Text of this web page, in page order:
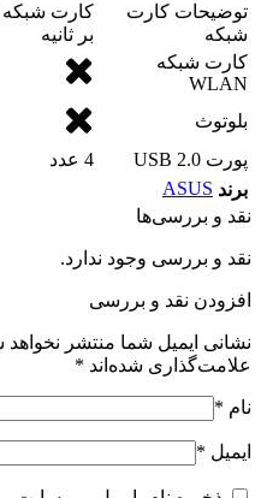
توضیحات کارت
شبکه
بر ثانیه
کارت شبکه
WLAN
بلوتوث
پورت USB 2.0
4 عدد
برند ASUS
نقد و بررسی‌ها
نقد و بررسی وجود ندارد.
افزودن نقد و بررسی
نشانی ایمیل شما منتشر نخواهد
علامت‌گذاری شده‌اند *
نام *
ایمیل *